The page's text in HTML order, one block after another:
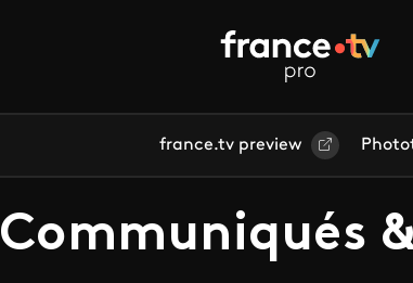
france.tv preview
Communiqués